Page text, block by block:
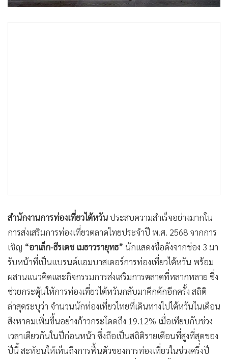
• เศรษฐกิจ-ธุรกิจ
• จีน
• ญี่ปุ่น
• News1
• Gotomanager
สำนักงานการท่องเที่ยวไต้หวันประสบความสำเร็จอย่างมากใน
การส่งเสริมการท่องเที่ยวตลาดไทยประจำปี พ.ศ. 2568 จากการ
เชิญ “อาเล็ก-ธีรเดช เมธาวรายุทธ” นักแสดงชื่อดังจากช่อง 3 มา
รับหน้าที่เป็นแบรนด์แอมบาสเดอร์การท่องเที่ยวไต้หวัน พร้อม
ผสานแนวคิดและกิจกรรมการส่งเสริมการตลาดที่หลากหลาย ซึ่ง
ช่วยกระตุ้นให้การท่องเที่ยวไต้หวันกลับมาคึกคักอีกครั้ง สถิติ
ล่าสุดระบุว่า จำนวนนักท่องเที่ยวไทยที่เดินทางไปไต้หวันในเดือน
สิงหาคมเพิ่มขึ้นอย่างก้าวกระโดดถึง 19.12% เมื่อเทียบกับช่วง
เวลาเดียวกันในปีก่อนหน้า ซึ่งถือเป็นสถิติรายเดือนที่สูงที่สุดของ
ปีนี้ สะท้อนให้เห็นถึงการฟื้นตัวของการท่องเที่ยวในช่วงครึ่งปี